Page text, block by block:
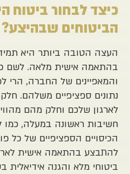
כיצד לבחור ביטוח
הביטוחים שבהיצע?
העצה הטובה ביותר היא
בהתאמה אישית מלאה. לשם
והמאפיינים של החברה, הרי
נתונים ספציפיים משלהם. חלק
לארגון שלכם וחלק מהם
חשיבות ראשונה במעלה, כמו
הכיסויים הספציפיים של כל
להתבצע בהתאמה אישית
ביטוחי מלא והגנה אידיאלית